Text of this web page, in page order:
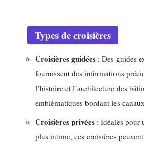
Types de croisières
Croisières guidées : Des guides
fournissent des informations
l’histoire et l’architecture des
emblématiques bordant les
Croisières privées : Idéales pour
plus intime, ces croisières